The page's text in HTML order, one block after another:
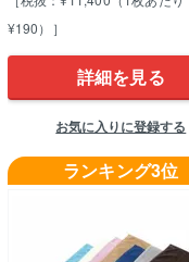
¥190）］
詳細を見る
お気に入りに登録する
ランキング3位